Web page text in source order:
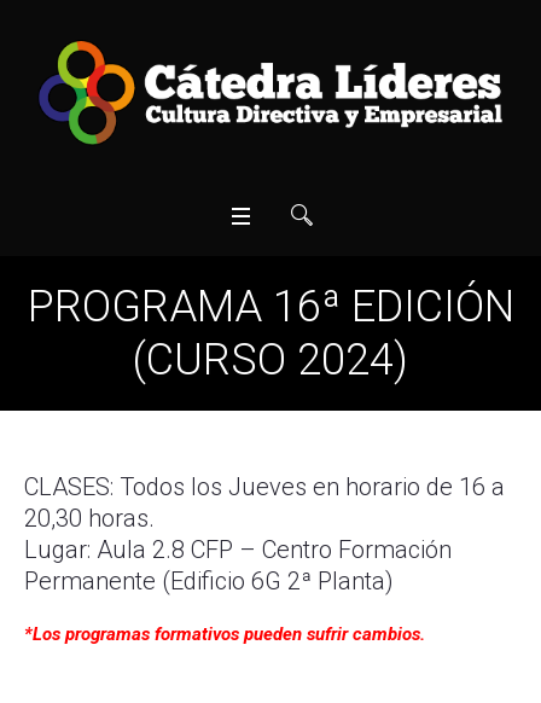
PROGRAMA 16ª EDICIÓN
(CURSO 2024)
CLASES: Todos los Jueves en horario de 16 a
20,30 horas.
Lugar: Aula 2.8 CFP – Centro Formación
Permanente (Edificio 6G 2ª Planta)
*Los programas formativos pueden sufrir cambios.